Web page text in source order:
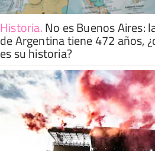
Historia.No es Buenos Aires:
de Argentina tiene 472 años,
es su historia?